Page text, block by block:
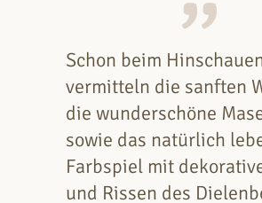
Schon beim
vermitteln die sanften
die wunderschöne
sowie das natürlich
Farbspiel mit
und Rissen des